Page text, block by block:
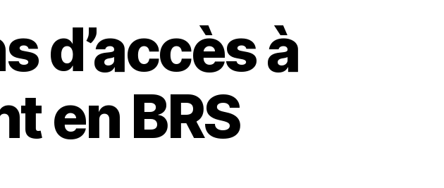
d’accès à
en BRS